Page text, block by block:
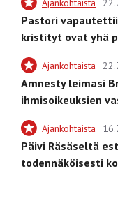
Ajankohtaista
Pastori
kristityt ovat yhä
Ajankohtaista
Amnesty leimasi
ihmisoikeuksien
Ajankohtaista
Päivi Räsäseltä
todennäköisesti